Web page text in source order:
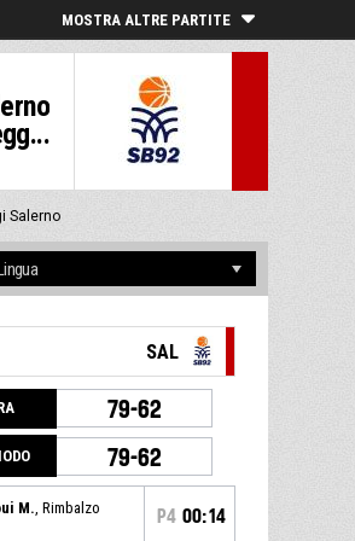
MOSTRA ALTRE PARTITE
Salerno
SAL
79-62
79-62
M., Rimbalzo
P4 00:14